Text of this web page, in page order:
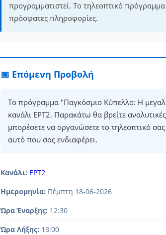
προγραμματιστεί. Το τηλεοπτικό
πρόσφατες πληροφορίες.
📅 Επόμενη Προβολή
Το πρόγραμμα "Παγκόσμιο Κύπελλο: Η
κανάλι ΕΡΤ2. Παρακάτω θα βρείτε
μπορέσετε να οργανώσετε το τηλεοπτικό
αυτό που σας ενδιαφέρει.
Κανάλι: ΕΡΤ2
Ημερομηνία: Πέμπτη 18-06-2026
Ώρα Έναρξης: 12:30
Ώρα Λήξης: 13:00